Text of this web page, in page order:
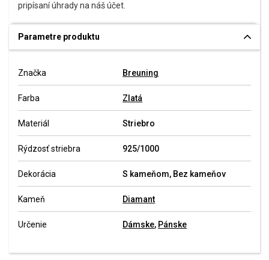
pripísaní úhrady na náš účet.
Parametre produktu
Značka Breuning
Farba Zlatá
Materiál Striebro
Rýdzosť striebra 925/1000
Dekorácia S kameňom, Bez kameňov
Kameň Diamant
Určenie Dámske, Pánske